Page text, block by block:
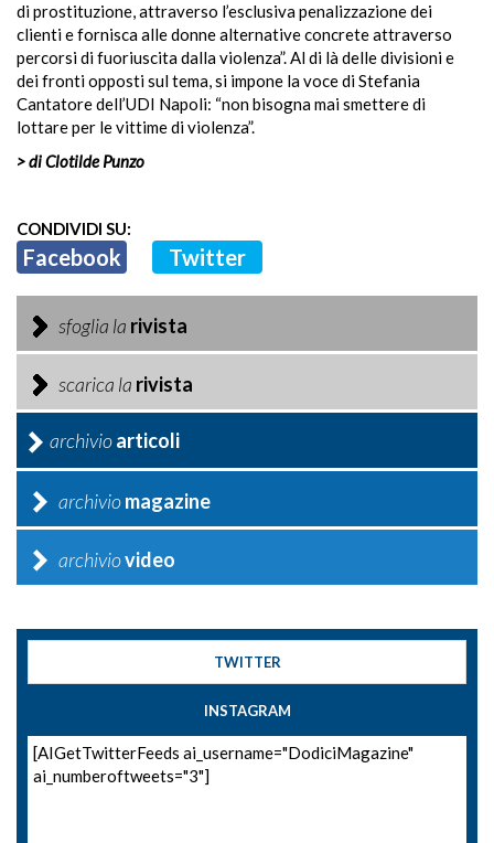
di prostituzione, attraverso l’esclusiva penalizzazione dei
clienti e fornisca alle donne alternative concrete attraverso
percorsi di fuoriuscita dalla violenza”. Al di là delle divisioni e
dei fronti opposti sul tema, si impone la voce di Stefania
Cantatore dell’UDI Napoli: “non bisogna mai smettere di
lottare per le vittime di violenza”.
> di Clotilde Punzo
CONDIVIDI SU:
Facebook Twitter
sfoglia la rivista
scarica la rivista
archivioarticoli
archiviomagazine
archiviovideo
TWITTER
INSTAGRAM
[AIGetTwitterFeeds ai_username="DodiciMagazine"
ai_numberoftweets="3"]